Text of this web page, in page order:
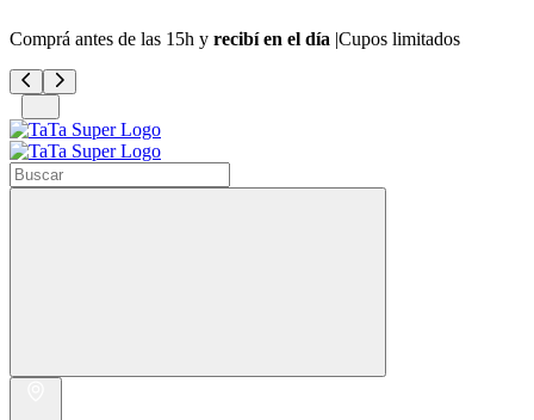
Comprá antes de las 15h y recibí en el día |Cupos limitados